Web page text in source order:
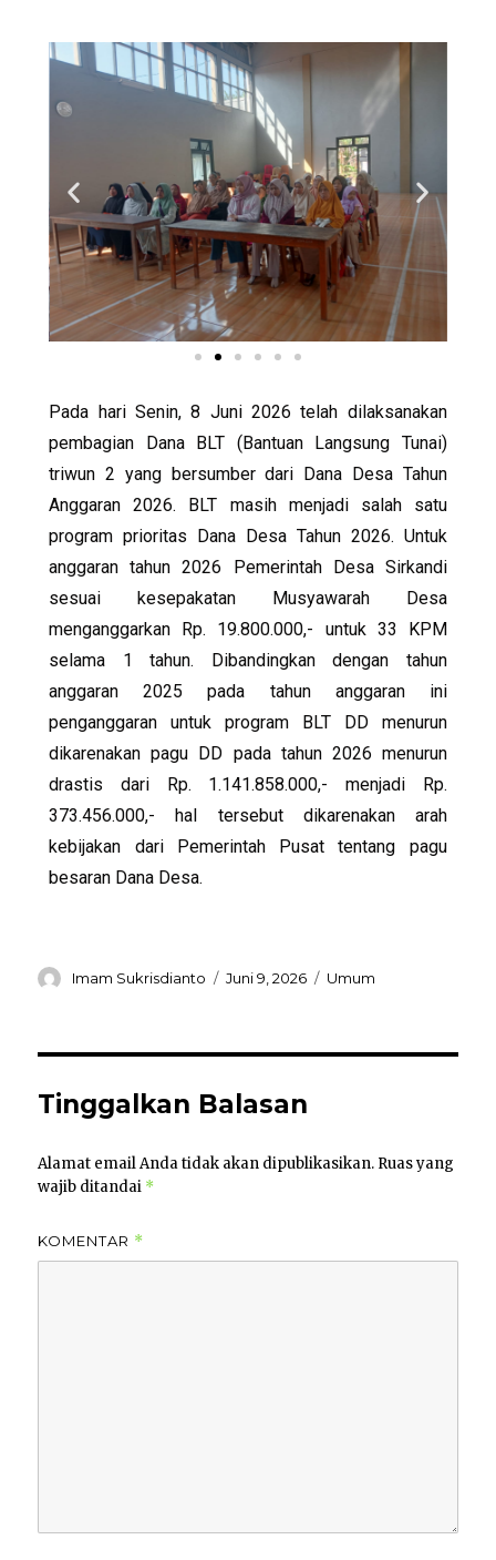
Pada hari Senin, 8 Juni 2026 telah dilaksanakan
pembagian Dana BLT (Bantuan Langsung Tunai)
triwun 2 yang bersumber dari Dana Desa Tahun
Anggaran 2026. BLT masih menjadi salah satu
program prioritas Dana Desa Tahun 2026. Untuk
anggaran tahun 2026 Pemerintah Desa Sirkandi
sesuai kesepakatan Musyawarah Desa
menganggarkan Rp. 19.800.000,- untuk 33 KPM
selama 1 tahun. Dibandingkan dengan tahun
anggaran 2025 pada tahun anggaran ini
penganggaran untuk program BLT DD menurun
dikarenakan pagu DD pada tahun 2026 menurun
drastis dari Rp. 1.141.858.000,- menjadi Rp.
373.456.000,- hal tersebut dikarenakan arah
kebijakan dari Pemerintah Pusat tentang pagu
besaran Dana Desa.
Imam Sukrisdianto Juni 9, 2026 Umum
Tinggalkan Balasan
Alamat email Anda tidak akan dipublikasikan. Ruas yang
wajib ditandai *
KOMENTAR *